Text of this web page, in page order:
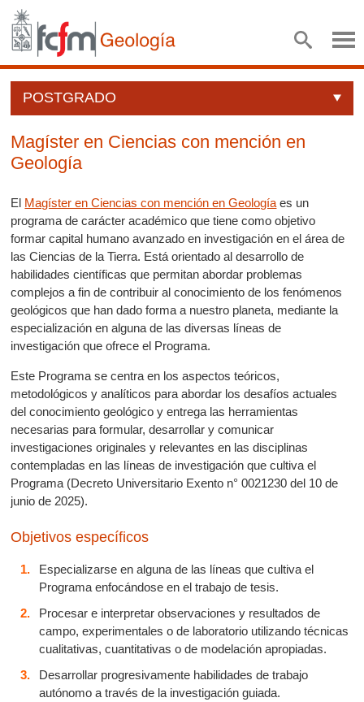
POSTGRADO
Magíster en Ciencias con mención en
Geología
El Magíster en Ciencias con mención en Geología es un
programa de carácter académico que tiene como objetivo
formar capital humano avanzado en investigación en el área de
las Ciencias de la Tierra. Está orientado al desarrollo de
habilidades científicas que permitan abordar problemas
complejos a fin de contribuir al conocimiento de los fenómenos
geológicos que han dado forma a nuestro planeta, mediante la
especialización en alguna de las diversas líneas de
investigación que ofrece el Programa.
Este Programa se centra en los aspectos teóricos,
metodológicos y analíticos para abordar los desafíos actuales
del conocimiento geológico y entrega las herramientas
necesarias para formular, desarrollar y comunicar
investigaciones originales y relevantes en las disciplinas
contempladas en las líneas de investigación que cultiva el
Programa (Decreto Universitario Exento n° 0021230 del 10 de
junio de 2025).
Objetivos específicos
Especializarse en alguna de las líneas que cultiva el
Programa enfocándose en el trabajo de tesis.
Procesar e interpretar observaciones y resultados de
campo, experimentales o de laboratorio utilizando técnicas
cualitativas, cuantitativas o de modelación apropiadas.
Desarrollar progresivamente habilidades de trabajo
autónomo a través de la investigación guiada.